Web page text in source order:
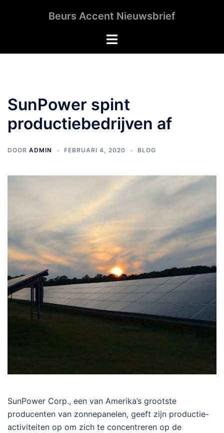
Beurs Accent Nieuwsbrief
Toggle
SunPower spint
productiebedrijven af
DOOR ADMIN FEBRUARI 4, 2020 BLOG
SunPower Corp., een van Amerika’s grootste
producenten van zonnepanelen, geeft zijn productie-
activiteiten op om zich te concentreren op de